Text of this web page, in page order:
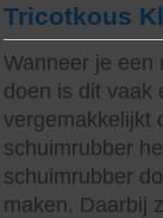
Tricotkous
Wanneer je een
doen is dit vaak
vergemakkelijkt
schuimrubber
schuimrubber
maken. Daarbij